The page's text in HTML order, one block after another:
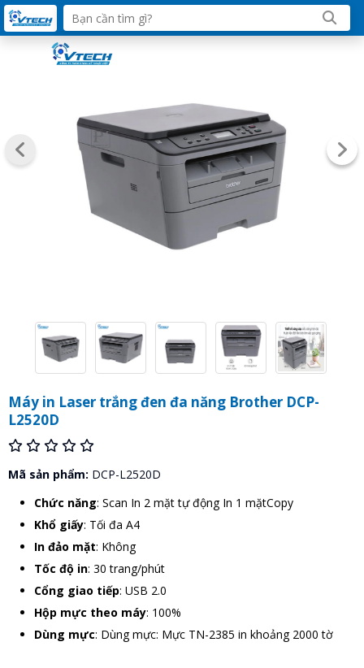
Máy in Laser trắng đen đa năng Brother DCP-
L2520D
Mã sản phẩm: DCP-L2520D
Chức năng: Scan In 2 mặt tự động In 1 mặtCopy
Khổ giấy: Tối đa A4
In đảo mặt: Không
Tốc độ in: 30 trang/phút
Cổng giao tiếp: USB 2.0
Hộp mực theo máy: 100%
Dùng mực: Dùng mực: Mực TN-2385 in khoảng 2000 tờ